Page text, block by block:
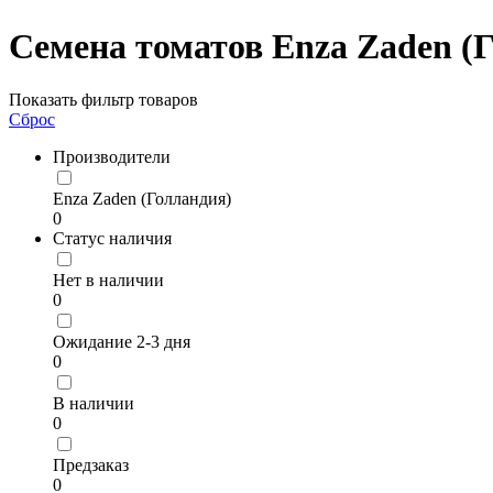
Семена томатов Enza Zaden
Показать фильтр товаров
Сброс
Производители
Enza Zaden (Голландия)
0
Статус наличия
Нет в наличии
0
Ожидание 2-3 дня
0
В наличии
0
Предзаказ
0